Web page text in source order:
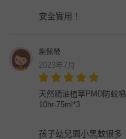
安全實用！
謝佩螢
2023年7月
天然精油植萃PMD防蚊
10hr-75ml*3
孩子幼兒園小黑蚊很